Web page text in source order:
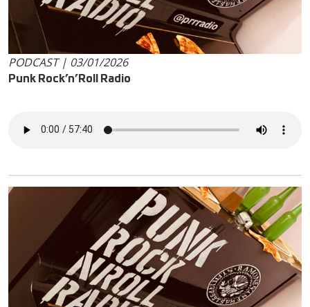
PODCAST | 03/01/2026
Punk Rock’n’Roll Radio